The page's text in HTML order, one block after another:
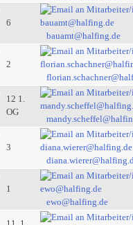
6
bauamt@halfing.de
2
12 1.
OG
3
1
ewo@halfing.de